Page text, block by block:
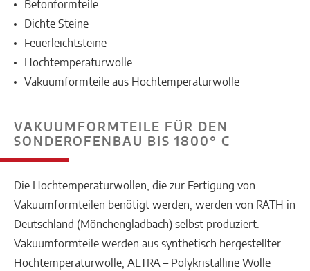
Betonformteile
Dichte Steine
Feuerleichtsteine
Hochtemperaturwolle
Vakuumformteile aus Hochtemperaturwolle
VAKUUMFORMTEILE FÜR DEN
SONDEROFENBAU BIS 1800° C
Die Hochtemperaturwollen, die zur Fertigung von
Vakuumformteilen benötigt werden, werden von RATH in
Deutschland (Mönchengladbach) selbst produziert.
Vakuumformteile werden aus synthetisch hergestellter
Hochtemperaturwolle, ALTRA – Polykristalline Wolle